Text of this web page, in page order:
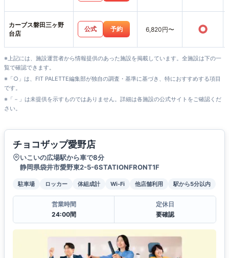
カーブス磐田三ヶ野
台店
公式 予約 6,820円〜 ○
※上記には、施設運営者から情報提供のあった施設を掲載しています。全施設は下の一
覧で確認できます。
※「○」は、FIT PALETTE編集部が独自の調査・基準に基づき、特におすすめする項目
です。
※「－」は未提供を示すものではありません。詳細は各施設の公式サイトをご確認くだ
さい。
チョコザップ愛野店
いこいの広場駅から車で8分
静岡県袋井市愛野東2-5-6STATIONFRONT1F
駐車場 ロッカー 体組成計 Wi-Fi 他店舗利用 駅から5分以内
営業時間
24:00間
定休日
要確認